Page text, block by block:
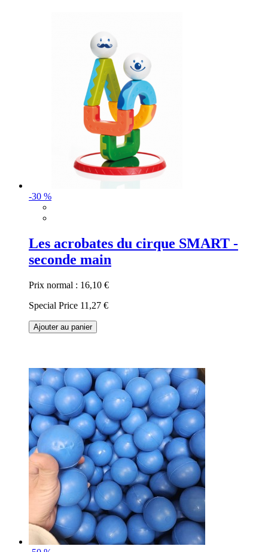
-30 %
Les acrobates du cirque SMART -
seconde main
Prix normal : 16,10 €
Special Price 11,27 €
Ajouter au panier